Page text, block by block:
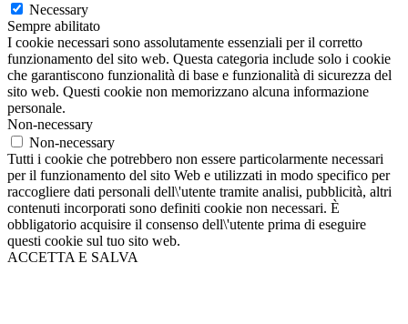
Necessary
Sempre abilitato
I cookie necessari sono assolutamente essenziali per il corretto
funzionamento del sito web. Questa categoria include solo i cookie
che garantiscono funzionalità di base e funzionalità di sicurezza del
sito web. Questi cookie non memorizzano alcuna informazione
personale.
Non-necessary
Non-necessary
Tutti i cookie che potrebbero non essere particolarmente necessari
per il funzionamento del sito Web e utilizzati in modo specifico per
raccogliere dati personali dell\'utente tramite analisi, pubblicità, altri
contenuti incorporati sono definiti cookie non necessari. È
obbligatorio acquisire il consenso dell\'utente prima di eseguire
questi cookie sul tuo sito web.
ACCETTA E SALVA